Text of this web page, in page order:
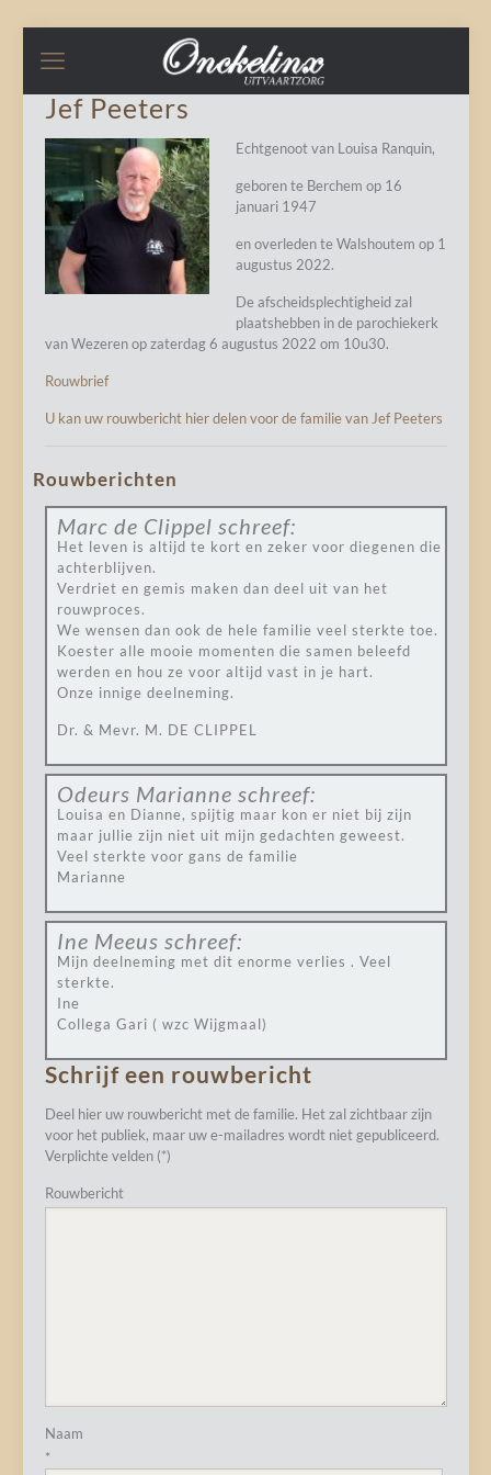
Jef Peeters
Echtgenoot van Louisa Ranquin,
geboren te Berchem op 16
januari 1947
en overleden te Walshoutem op 1
augustus 2022.
De afscheidsplechtigheid zal
plaatshebben in de parochiekerk
van Wezeren op zaterdag 6 augustus 2022 om 10u30.
Rouwbrief
U kan uw rouwbericht hier delen voor de familie van Jef Peeters
Rouwberichten
Marc de Clippel schreef:
Het leven is altijd te kort en zeker voor diegenen die
achterblijven.
Verdriet en gemis maken dan deel uit van het
rouwproces.
We wensen dan ook de hele familie veel sterkte toe.
Koester alle mooie momenten die samen beleefd
werden en hou ze voor altijd vast in je hart.
Onze innige deelneming.
Dr. & Mevr. M. DE CLIPPEL
Odeurs Marianne schreef:
Louisa en Dianne, spijtig maar kon er niet bij zijn
maar jullie zijn niet uit mijn gedachten geweest.
Veel sterkte voor gans de familie
Marianne
Ine Meeus schreef:
Mijn deelneming met dit enorme verlies . Veel
sterkte.
Ine
Collega Gari ( wzc Wijgmaal)
Schrijf een rouwbericht
Deel hier uw rouwbericht met de familie. Het zal zichtbaar zijn
voor het publiek, maar uw e-mailadres wordt niet gepubliceerd.
Verplichte velden (*)
Rouwbericht
Naam
*